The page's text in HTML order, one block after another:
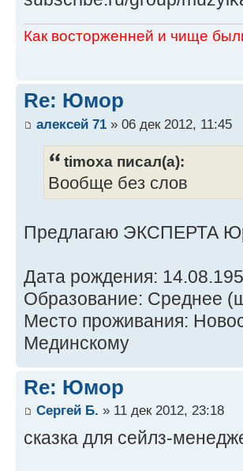
Как восторженней и чище
Re: Юмор
алексей 71 » 06 дек 2012, 11:45
timoxa писал(а):
Вообще без слов
Предлагаю ЭКСПЕРТА
Дата рождения:
Образование: Среднее
Место проживания:
Мединскому
Re: Юмор
Сергей Б. » 11 дек 2012, 23:18
сказка для сейлз-